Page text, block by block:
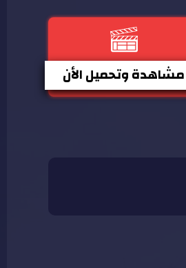
مشاهدة وتحميل الأن